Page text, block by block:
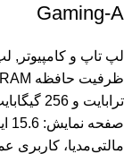
Gaming-A
لپ تاپ و کامپیوتر ,
مالتی‌مدیا،